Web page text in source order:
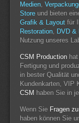
Medien,
Store und bieten
Grafik & Layout für
Restoration, DVD &
Nutzung unseres
CSM Production
Fertigung und
in bester Qualität
Kundenkarten, VIP
CSM haben Sie in
Wenn Sie Fragen
haben können Sie